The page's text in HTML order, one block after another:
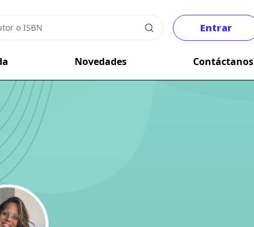
Entrar
Novedades Contáctanos